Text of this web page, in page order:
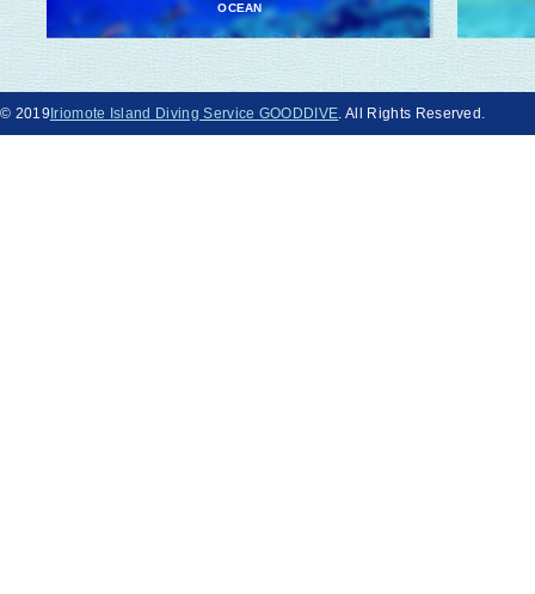
OCEAN
© 2019 Iriomote Island Diving Service GOODDIVE. All Rights Reserved.